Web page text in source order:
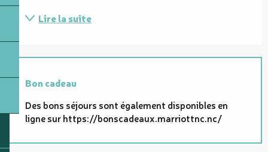
Lire la suite
Bon cadeau
Des bons séjours sont également disponibles en
ligne sur https://bonscadeaux.marriottnc.nc/